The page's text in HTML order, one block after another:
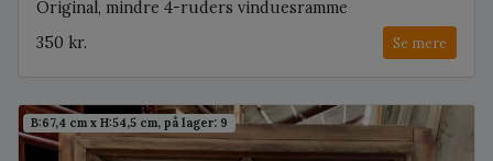
Original, mindre 4-ruders vinduesramme
350 kr.
Se mere
B:67,4 cm x H:54,5 cm, på lager: 9